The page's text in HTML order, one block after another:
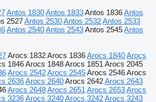
Antos 1830Antos 1833Antos 1836Antos
2527Antos 2530Antos 2532Antos 2533
Antos 2540Antos 2543Antos 2545Antos
Arocs 1832Arocs 1836Arocs 1840Arocs
1846Arocs 1848Arocs 1851 Arocs 2045
Arocs 2542Arocs 2545Arocs 2546Arocs
2636Arocs 2640Arocs 2642Arocs 2643
Arocs 2648Arocs 2651 Arocs 2653Arocs
3236Arocs 3240Arocs 3242Arocs 3243